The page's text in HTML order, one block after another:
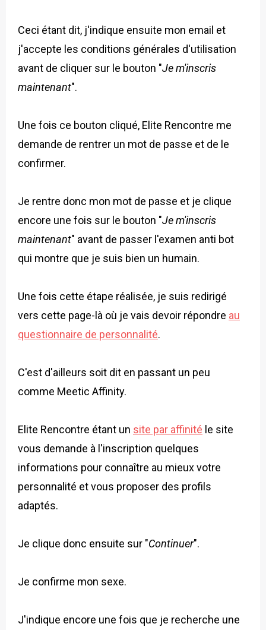
Ceci étant dit, j'indique ensuite mon email et
j'accepte les conditions générales d'utilisation
avant de cliquer sur le bouton "Je m'inscris
maintenant".
Une fois ce bouton cliqué, Elite Rencontre me
demande de rentrer un mot de passe et de le
confirmer.
Je rentre donc mon mot de passe et je clique
encore une fois sur le bouton "Je m'inscris
maintenant" avant de passer l'examen anti bot
qui montre que je suis bien un humain.
Une fois cette étape réalisée, je suis redirigé
vers cette page-là où je vais devoir répondre au
questionnaire de personnalité.
C'est d'ailleurs soit dit en passant un peu
comme Meetic Affinity.
Elite Rencontre étant un site par affinité le site
vous demande à l'inscription quelques
informations pour connaître au mieux votre
personnalité et vous proposer des profils
adaptés.
Je clique donc ensuite sur "Continuer".
Je confirme mon sexe.
J'indique encore une fois que je recherche une